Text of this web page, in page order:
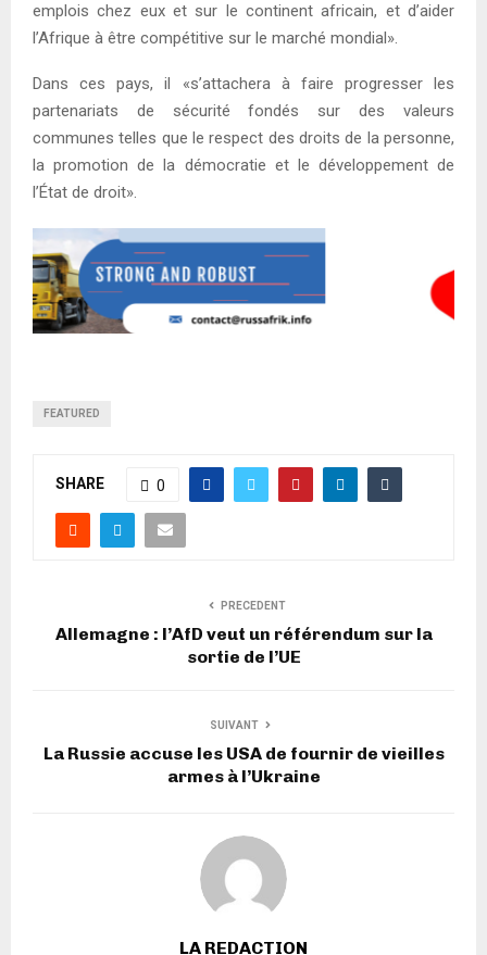
emplois chez eux et sur le continent africain, et d’aider
l’Afrique à être compétitive sur le marché mondial».
Dans ces pays, il «s’attachera à faire progresser les
partenariats de sécurité fondés sur des valeurs
communes telles que le respect des droits de la personne,
la promotion de la démocratie et le développement de
l’État de droit».
FEATURED
SHARE 0
PRECEDENT
Allemagne : l’AfD veut un référendum sur la
sortie de l’UE
SUIVANT
La Russie accuse les USA de fournir de vieilles
armes à l’Ukraine
LA REDACTION